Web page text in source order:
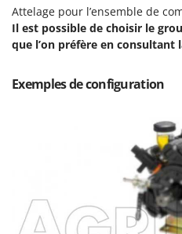
Postes à souder
Poussoirs à saucisse
Presses à pellets
Pulvérisateurs portés
R
Rafraîchisseurs d'air par
Gipeco
Girmi
Gre
GYS
Attelage pour l’ensemble de
Il est possible de choisir le
que l’on préfère en consultant
Exemples de configuration